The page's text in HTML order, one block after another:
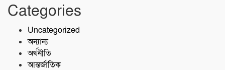
Categories
Uncategorized
অন্যান্য
অর্থনীতি
আন্তর্জাতিক